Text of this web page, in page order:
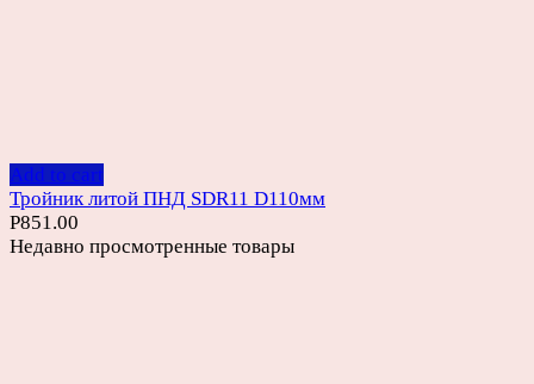
Add to cart
Тройник литой ПНД SDR11 D110мм
Р851.00
Недавно просмотренные товары